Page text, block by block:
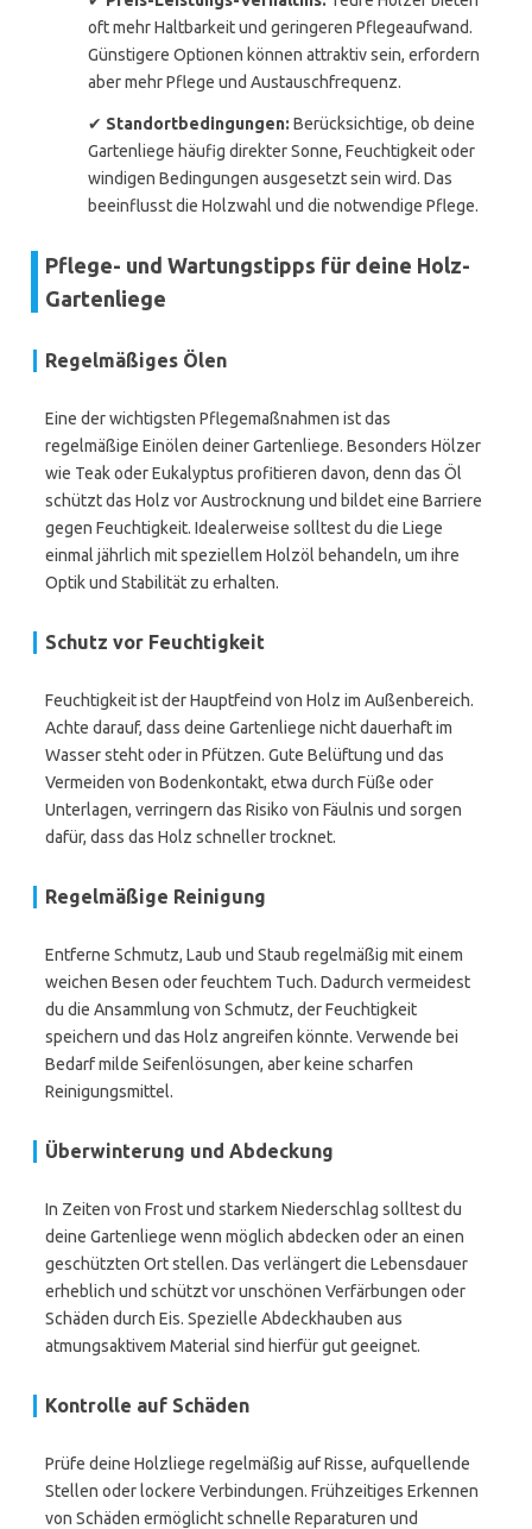
oft mehr Haltbarkeit und geringeren Pflegeaufwand.
Günstigere Optionen können attraktiv sein, erfordern
aber mehr Pflege und Austauschfrequenz.
✔ Standortbedingungen: Berücksichtige, ob deine
Gartenliege häufig direkter Sonne, Feuchtigkeit oder
windigen Bedingungen ausgesetzt sein wird. Das
beeinflusst die Holzwahl und die notwendige Pflege.
Pflege- und Wartungstipps für deine Holz-
Gartenliege
Regelmäßiges Ölen
Eine der wichtigsten Pflegemaßnahmen ist das
regelmäßige Einölen deiner Gartenliege. Besonders Hölzer
wie Teak oder Eukalyptus profitieren davon, denn das Öl
schützt das Holz vor Austrocknung und bildet eine Barriere
gegen Feuchtigkeit. Idealerweise solltest du die Liege
einmal jährlich mit speziellem Holzöl behandeln, um ihre
Optik und Stabilität zu erhalten.
Schutz vor Feuchtigkeit
Feuchtigkeit ist der Hauptfeind von Holz im Außenbereich.
Achte darauf, dass deine Gartenliege nicht dauerhaft im
Wasser steht oder in Pfützen. Gute Belüftung und das
Vermeiden von Bodenkontakt, etwa durch Füße oder
Unterlagen, verringern das Risiko von Fäulnis und sorgen
dafür, dass das Holz schneller trocknet.
Regelmäßige Reinigung
Entferne Schmutz, Laub und Staub regelmäßig mit einem
weichen Besen oder feuchtem Tuch. Dadurch vermeidest
du die Ansammlung von Schmutz, der Feuchtigkeit
speichern und das Holz angreifen könnte. Verwende bei
Bedarf milde Seifenlösungen, aber keine scharfen
Reinigungsmittel.
Überwinterung und Abdeckung
In Zeiten von Frost und starkem Niederschlag solltest du
deine Gartenliege wenn möglich abdecken oder an einen
geschützten Ort stellen. Das verlängert die Lebensdauer
erheblich und schützt vor unschönen Verfärbungen oder
Schäden durch Eis. Spezielle Abdeckhauben aus
atmungsaktivem Material sind hierfür gut geeignet.
Kontrolle auf Schäden
Prüfe deine Holzliege regelmäßig auf Risse, aufquellende
Stellen oder lockere Verbindungen. Frühzeitiges Erkennen
von Schäden ermöglicht schnelle Reparaturen und